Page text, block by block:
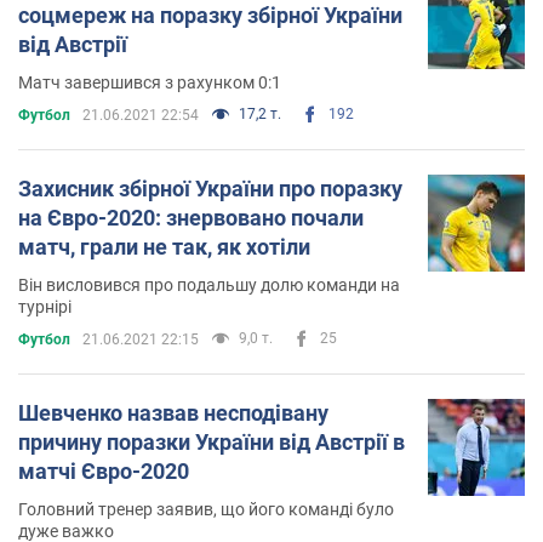
соцмереж на поразку збірної України
від Австрії
Матч завершився з рахунком 0:1
Футбол 21.06.2021 22:54 17,2 т. 192
Захисник збірної України про поразку
на Євро-2020: знервовано почали
матч, грали не так, як хотіли
Він висловився про подальшу долю команди на
турнірі
Футбол 21.06.2021 22:15 9,0 т. 25
Шевченко назвав несподівану
причину поразки України від Австрії в
матчі Євро-2020
Головний тренер заявив, що його команді було
дуже важко